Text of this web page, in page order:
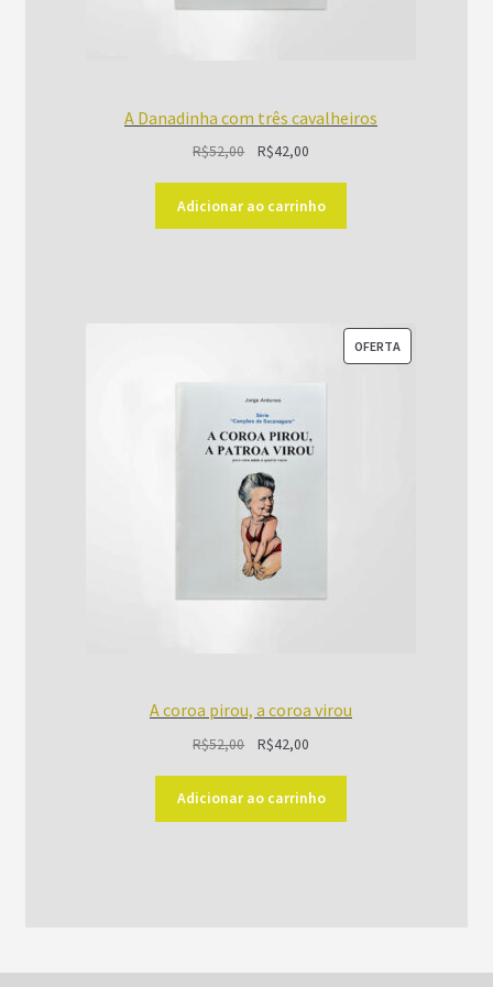
A Danadinha com três cavalheiros
R$52,00
original
era:
R$42,00O
atual
é:
Adicionar ao carrinho
OFERTAPRODUTO
A coroa pirou, a coroa virou
R$52,00
original
era:
R$42,00O
atual
é:
Adicionar ao carrinho